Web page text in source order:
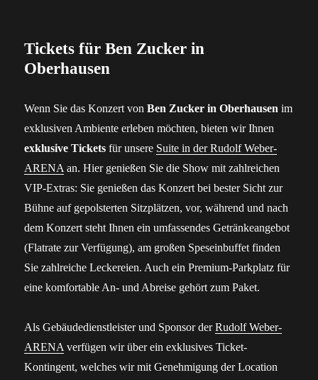
Tickets für Ben Zucker in
Oberhausen
Wenn Sie das Konzert vonBen Zucker in Oberhausen im
exklusiven Ambiente erleben möchten, bieten wir Ihnen
exklusive Tickets für unsere Suite in der Rudolf Weber-
ARENA an. Hier genießen Sie die Show mit zahlreichen
VIP-Extras: Sie genießen das Konzert bei bester Sicht zur
Bühne auf gepolsterten Sitzplätzen, vor, während und nach
dem Konzert steht Ihnen ein umfassendes Getränkeangebot
(Flatrate zur Verfügung), am großen Speseinbuffet finden
Sie zahlreiche Leckereien. Auch ein Premium-Parkplatz für
eine komfortable An- und Abreise gehört zum Paket.
Als Gebäudedienstleister und Sponsor derRudolf Weber-
ARENA verfügen wir über ein exklusives Ticket-
Kontingent, welches wir mit Genehmigung der Location